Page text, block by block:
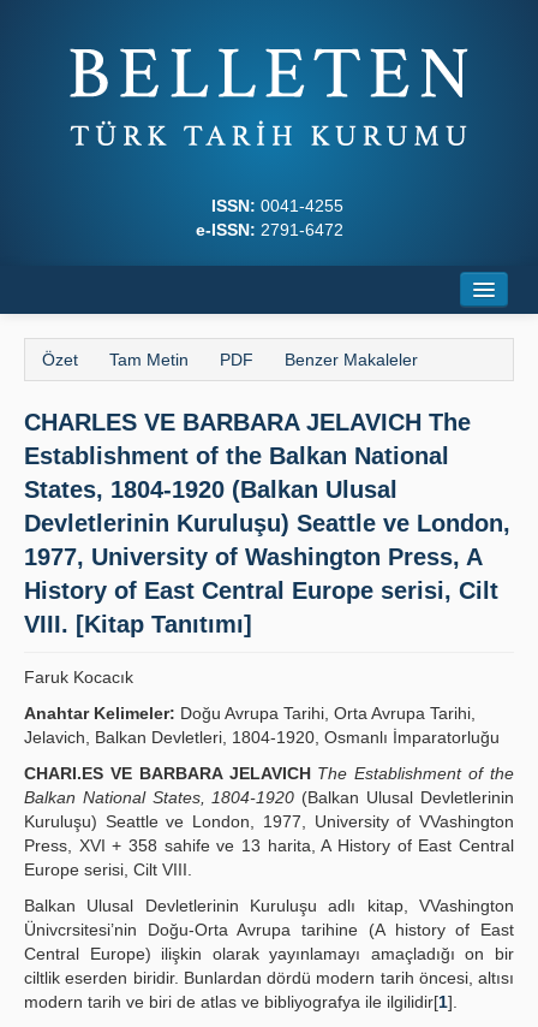
ISSN: 0041-4255
e-ISSN: 2791-6472
Hakkında
Dergi Kurulları
İlkeler
Yayın Politikaları
Kılavuzlar
Özet Tam Metin PDF Benzer Makaleler
CHARLES VE BARBARA JELAVICH The
Establishment of the Balkan National
States, 1804-1920 (Balkan Ulusal
Devletlerinin Kuruluşu) Seattle ve London,
1977, University of Washington Press, A
History of East Central Europe serisi, Cilt
VIII. [Kitap Tanıtımı]
Faruk Kocacık
Anahtar Kelimeler: Doğu Avrupa Tarihi, Orta Avrupa Tarihi,
Jelavich, Balkan Devletleri, 1804-1920, Osmanlı İmparatorluğu
CHARI.ES VE BARBARA JELAVICH The Establishment of the
Balkan National States, 1804-1920 (Balkan Ulusal Devletlerinin
Kuruluşu) Seattle ve London, 1977, University of VVashington
Press, XVI + 358 sahife ve 13 harita, A History of East Central
Europe serisi, Cilt VIII.
Balkan Ulusal Devletlerinin Kuruluşu adlı kitap, VVashington
Ünivcrsitesi’nin Doğu-Orta Avrupa tarihine (A history of East
Central Europe) ilişkin olarak yayınlamayı amaçladığı on bir
ciltlik eserden biridir. Bunlardan dördü modern tarih öncesi, altısı
modern tarih ve biri de atlas ve bibliyografya ile ilgilidir[1].